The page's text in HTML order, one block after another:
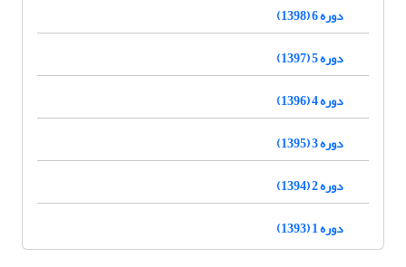
دوره 6 (1398)
دوره 5 (1397)
دوره 4 (1396)
دوره 3 (1395)
دوره 2 (1394)
دوره 1 (1393)